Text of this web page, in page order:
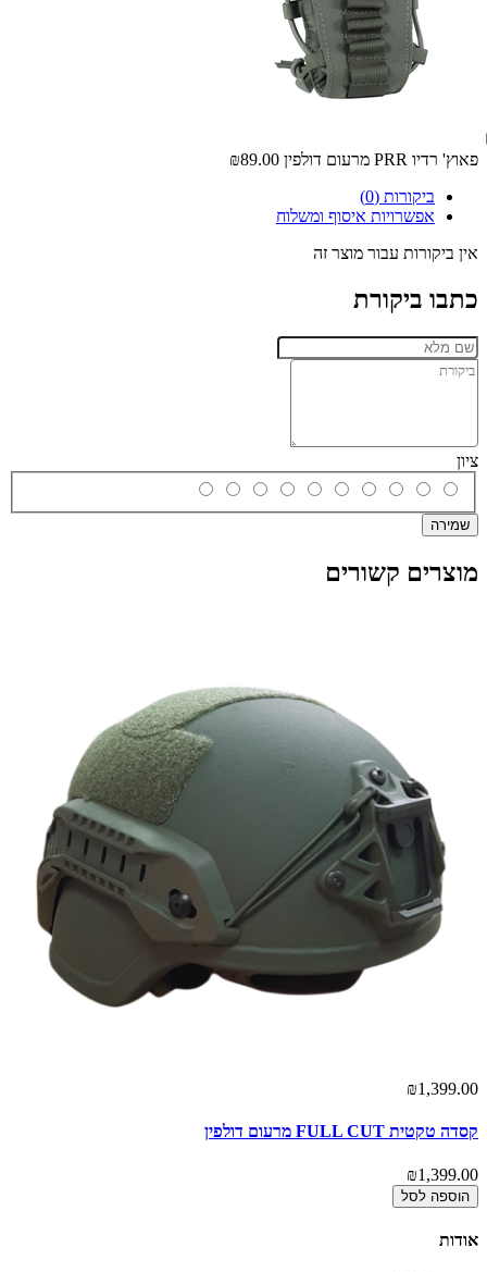
פאוץ' רדיו PRR מרעום דולפין
₪89.00
ביקורות (0)
אפשרויות איסוף ומשלוח
אין ביקורות עבור מוצר זה
כתבו ביקורת
ציון
שמירה
מוצרים קשורים
₪1,399.00
קסדה טקטית FULL CUT מרעום דולפין
₪1,399.00
הוספה לסל
אודות